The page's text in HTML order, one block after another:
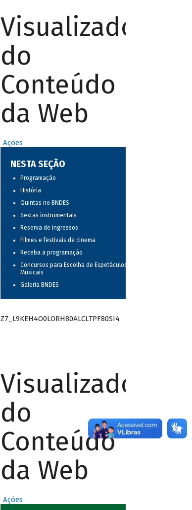
Visualizador
do
Conteúdo
da Web
Ações
NESTA SEÇÃO
Programação
História
Quintas no BNDES
Sextas instrumentais
Reserva de ingressos
Filmes e festivais de cinema
Receba a programação
Concursos para Escolha de Espetáculos
Musicais
Galeria BNDES
Z7_L9KEH4O0LORH80ALCLTPF80SI4
Visualizador
do
Conteúdo
da Web
Ações